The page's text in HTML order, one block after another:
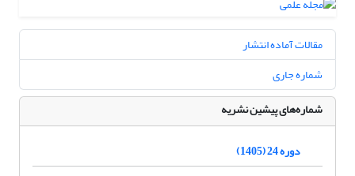
مقالات آماده انتشار
شماره جاری
شماره‌های پیشین نشریه
دوره 24 (1405)